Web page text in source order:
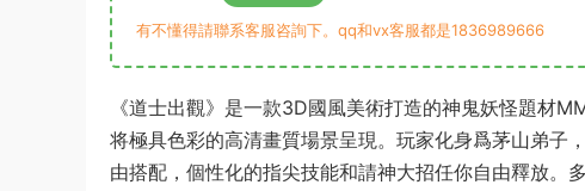
有不懂得請聯系客服咨詢下。qq和vx客服都是1836989666
《道士出觀》是一款3D國風美術打造的神鬼妖怪題材
将極具色彩的高清畫質場景呈現。玩家化身爲茅山弟子
由搭配，個性化的指尖技能和請神大招任你自由釋放。